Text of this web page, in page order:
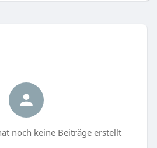
noch keine Beiträge erstellt